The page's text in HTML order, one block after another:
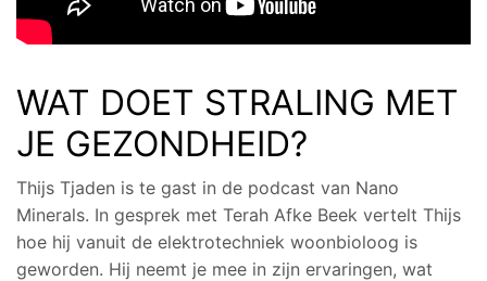
WAT DOET STRALING MET
JE GEZONDHEID?
Thijs Tjaden is te gast in de podcast van Nano
Minerals. In gesprek met Terah Afke Beek vertelt Thijs
hoe hij vanuit de elektrotechniek woonbioloog is
geworden. Hij neemt je mee in zijn ervaringen, wat